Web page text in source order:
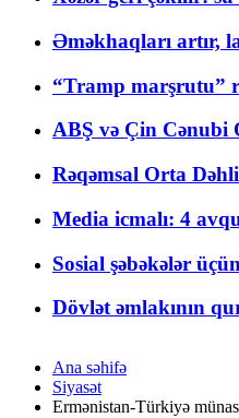
Əməkhaqları artır,
“Tramp marşrutu”
ABŞ və Çin Cənubi
Rəqəmsal Orta
Media icmalı: 4
Sosial şəbəkələr
Dövlət əmlakının
Ana səhifə
Siyasət
Ermənistan-Türkiyə